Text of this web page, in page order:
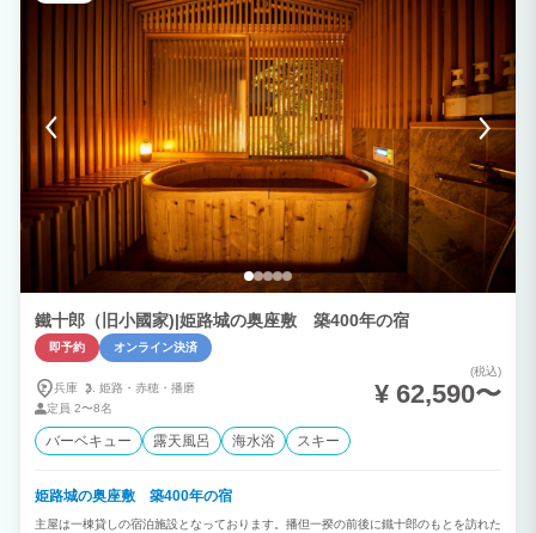
鐵十郎（旧小國家)|姫路城の奥座敷 築400年の宿
即予約 オンライン決済
兵庫 姫路・ 赤穂・ 播磨
定員 2〜8名
(税込)
¥ 62,590〜
バーベキュー 露天風呂 海水浴 スキー
姫路城の奥座敷 築400年の宿
主屋は一棟貸しの宿泊施設となっております。播但一揆の前後に鐵十郎のもとを訪れた